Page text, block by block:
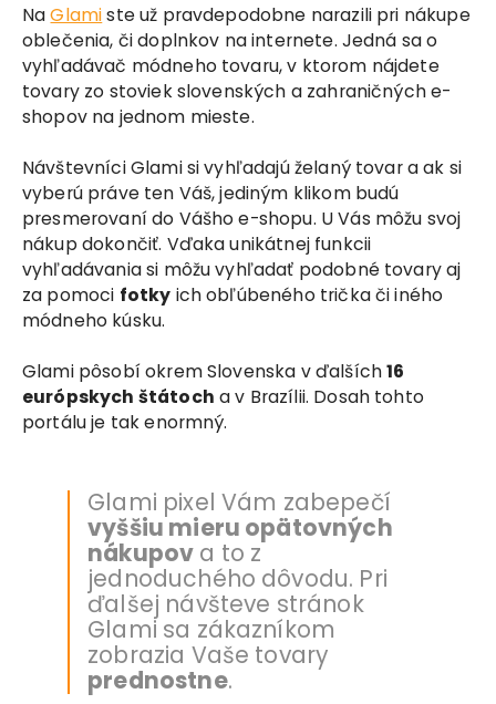
NaGlamiste už pravdepodobne narazili pri nákupe
oblečenia, či doplnkov na internete. Jedná sa o
vyhľadávač módneho tovaru, v ktorom nájdete
tovary zo stoviek slovenských a zahraničných e-
shopov na jednom mieste.
Návštevníci Glami si vyhľadajú želaný tovar a ak si
vyberú práve ten Váš, jediným klikom budú
presmerovaní do Vášho e-shopu. U Vás môžu svoj
nákup dokončiť. Vďaka unikátnej funkcii
vyhľadávania si môžu vyhľadať podobné tovary aj
za pomoci fotky ich obľúbeného trička či iného
módneho kúsku.
Glami pôsobí okrem Slovenska v ďalších16
európskych štátoch a v Brazílii. Dosah tohto
portálu je tak enormný.
Glami pixel Vám zabepečí
vyššiu mieru opätovných
nákupov a to z
jednoduchého dôvodu. Pri
ďalšej návšteve stránok
Glami sa zákazníkom
zobrazia Vaše tovary
prednostne.